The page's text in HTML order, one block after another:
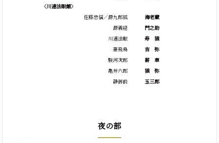
〈川連法眼館〉
佐藤忠信／源九郎狐
源義経
川連法眼
妻飛鳥
駿河次郎
亀井六郎
静御前
海老蔵
門之助
寿
猿
吉
弥
薪
車
猿
弥
玉三郎
夜の部